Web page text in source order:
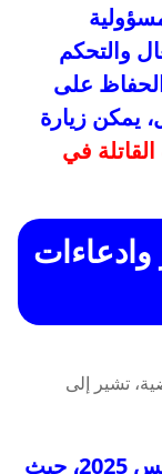
والتحكم
على
يمكن زيارة
في
وادعاءات
: تعود إلى 20 أغسطس 2025، حيث